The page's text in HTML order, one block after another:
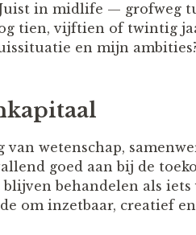
in midlife — grofweg
tien, vijftien of twintig
en mijn
wetenschap,
goed aan bij de
behandelen als iets
om inzetbaar, creatief